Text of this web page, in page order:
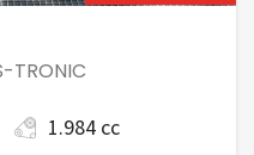
TRONIC
1.984 cc